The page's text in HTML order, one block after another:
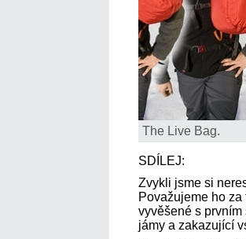
The Live Bag.
SDÍLEJ:
Zvykli jsme si
Považujeme ho
vyvěšené s
jámy a zakazující